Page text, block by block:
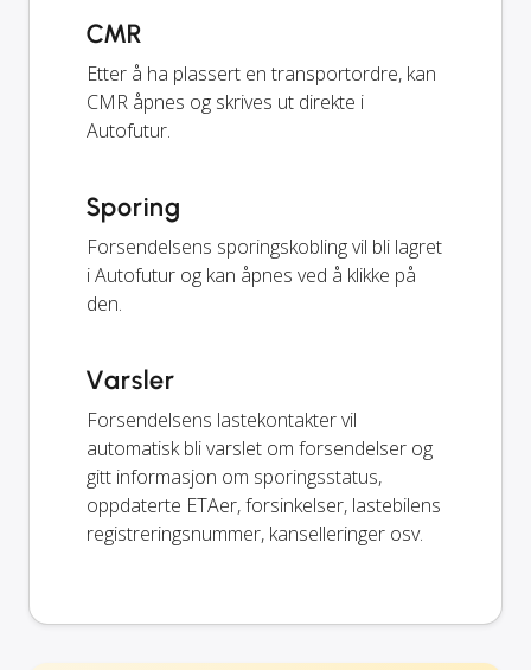
CMR
Etter å ha plassert en transportordre, kan
CMR åpnes og skrives ut direkte i
Autofutur.
Sporing
Forsendelsens sporingskobling vil bli lagret
i Autofutur og kan åpnes ved å klikke på
den.
Varsler
Forsendelsens lastekontakter vil
automatisk bli varslet om forsendelser og
gitt informasjon om sporingsstatus,
oppdaterte ETAer, forsinkelser, lastebilens
registreringsnummer, kanselleringer osv.